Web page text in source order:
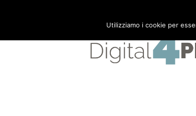
Utilizziamo i cookie per